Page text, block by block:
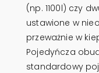
(np. 1100l) czy
ustawione w
przeważnie w
Pojedyńcza
standardowy